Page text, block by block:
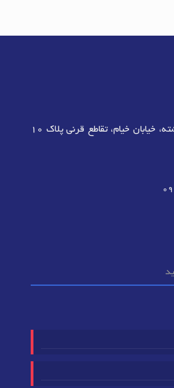
خیابان ولیعصر بالاتر از فرشته، خیابان خیام، تقاطع قرنی پلاک 10